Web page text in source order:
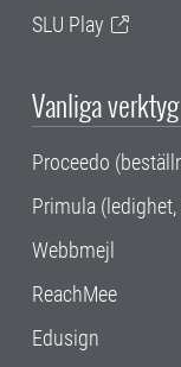
SLU Play
Vanliga verktyg
Proceedo
Primula
Webbmejl
ReachMee
Edusign